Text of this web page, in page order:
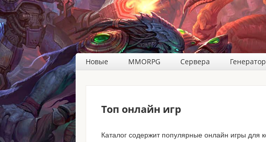
Новые MMORPG Сервера
Топ онлайн игр
Каталог содержит популярные онлайн игры для